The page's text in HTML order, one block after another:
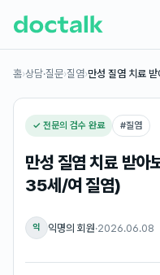
홈›상담·질문›질염›만성 질염 치료
✓ 전문의 검수 완료 #질염
만성 질염 치료 받아
35세/여 질염)
익 익명의 회원·2026.06.08